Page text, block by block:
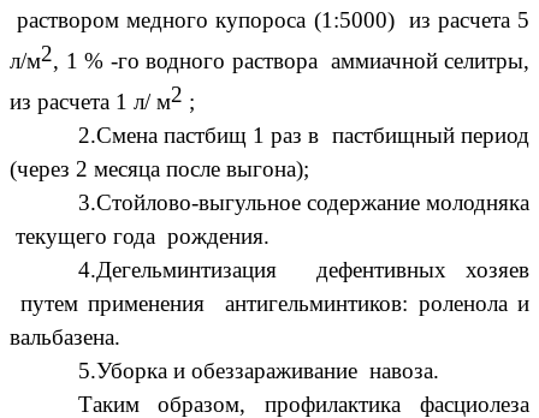
раствором медного купороса (1:5000) из расчета 5
л/м2, 1 % -го водного раствора аммиачной селитры,
из расчета 1 л/ м2 ;
2.Смена пастбищ 1 раз в пастбищный период
(через 2 месяца после выгона);
3.Стойлово-выгульное содержание молодняка
текущего года рождения.
4.Дегельминтизация дефентивных хозяев
путем применения антигельминтиков: роленола и
вальбазена.
5.Уборка и обеззараживание навоза.
Таким образом, профилактика фасциолеза